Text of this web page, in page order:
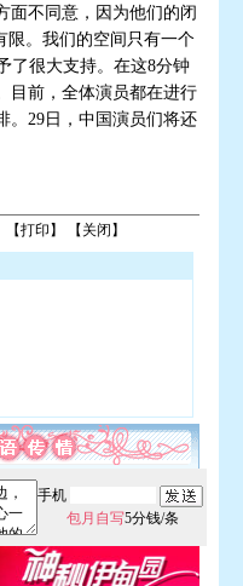
面不同意，因为他们的闭
限。我们的空间只有一个
了很大支持。在这8分钟
目前，全体演员都在进行
。29日，中国演员们将还
【打印 】 【 关闭 】
手机
包月自写5分钱/条